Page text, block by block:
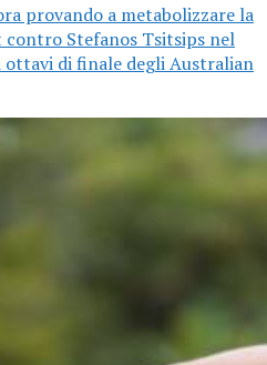
provando a metabolizzare la
Stefanos Tsitsips nel
ottavi di finale degli Australian